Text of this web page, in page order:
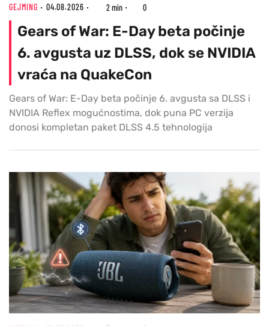
GEJMING 04.08.2026 2 min 0
Gears of War: E-Day beta počinje
6. avgusta uz DLSS, dok se NVIDIA
vraća na QuakeCon
Gears of War: E-Day beta počinje 6. avgusta sa DLSS i
NVIDIA Reflex mogućnostima, dok puna PC verzija
donosi kompletan paket DLSS 4.5 tehnologija